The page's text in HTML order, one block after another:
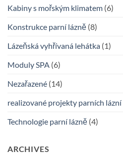
Kabiny s mořským klimatem (6)
Konstrukce parní lázně (8)
Lázeňská vyhřívaná lehátka (1)
Moduly SPA (6)
Nezařazené (14)
realizované projekty parních lázní
Technologie parní lázně (4)
ARCHIVES